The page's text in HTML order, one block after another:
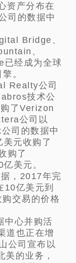
资产分布在
司的数据中
Bridge、
、
经成为全球
。
Realty公司
技术公
了Verizon
公司以
司的数据中
元收购了
购了
美元。
，2017年完
10亿美元到
交易的价格
中心并购活
道也正在增
公司宣布以
的业务，